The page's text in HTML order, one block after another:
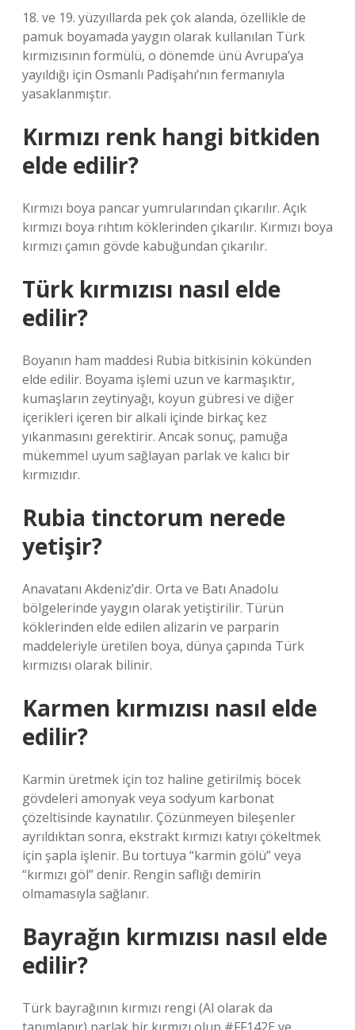
18. ve 19. yüzyıllarda pek çok alanda, özellikle de
pamuk boyamada yaygın olarak kullanılan Türk
kırmızısının formülü, o dönemde ünü Avrupa’ya
yayıldığı için Osmanlı Padişahı’nın fermanıyla
yasaklanmıştır.
Kırmızı renk hangi bitkiden
elde edilir?
Kırmızı boya pancar yumrularından çıkarılır. Açık
kırmızı boya rıhtım köklerinden çıkarılır. Kırmızı boya
kırmızı çamın gövde kabuğundan çıkarılır.
Türk kırmızısı nasıl elde
edilir?
Boyanın ham maddesi Rubia bitkisinin kökünden
elde edilir. Boyama işlemi uzun ve karmaşıktır,
kumaşların zeytinyağı, koyun gübresi ve diğer
içerikleri içeren bir alkali içinde birkaç kez
yıkanmasını gerektirir. Ancak sonuç, pamuğa
mükemmel uyum sağlayan parlak ve kalıcı bir
kırmızıdır.
Rubia tinctorum nerede
yetişir?
Anavatanı Akdeniz’dir. Orta ve Batı Anadolu
bölgelerinde yaygın olarak yetiştirilir. Türün
köklerinden elde edilen alizarin ve parparin
maddeleriyle üretilen boya, dünya çapında Türk
kırmızısı olarak bilinir.
Karmen kırmızısı nasıl elde
edilir?
Karmin üretmek için toz haline getirilmiş böcek
gövdeleri amonyak veya sodyum karbonat
çözeltisinde kaynatılır. Çözünmeyen bileşenler
ayrıldıktan sonra, ekstrakt kırmızı katıyı çökeltmek
için şapla işlenir. Bu tortuya “karmin gölü” veya
“kırmızı göl” denir. Rengin saflığı demirin
olmamasıyla sağlanır.
Bayrağın kırmızısı nasıl elde
edilir?
Türk bayrağının kırmızı rengi (Al olarak da